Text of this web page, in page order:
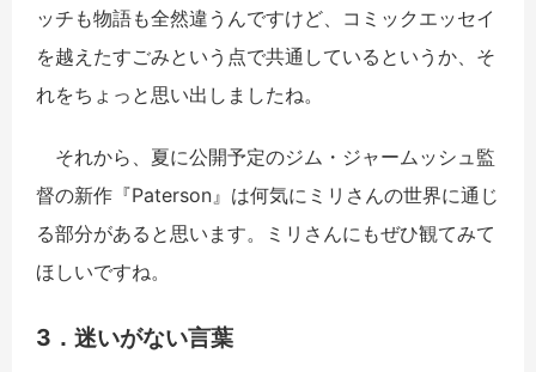
ッチも物語も全然違うんですけど、コミックエッセイ
を越えたすごみという点で共通しているというか、そ
れをちょっと思い出しましたね。
それから、夏に公開予定のジム・ジャームッシュ監
督の新作『Paterson』は何気にミリさんの世界に通じ
る部分があると思います。ミリさんにもぜひ観てみて
ほしいですね。
3．迷いがない言葉